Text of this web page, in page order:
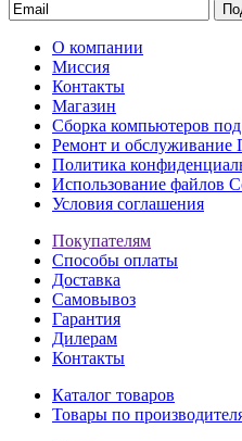
О компании
Миссия
Контакты
Магазин
Сборка компьютеров под
Ремонт и обслуживание
Политика
Использование файлов
Условия соглашения
Покупателям
Способы оплаты
Доставка
Самовывоз
Гарантия
Дилерам
Контакты
Каталог товаров
Товары по